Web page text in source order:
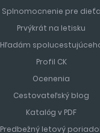
Splnomocnenie pre dieťa
Prvýkrát na letisku
Hľadám
Profil CK
Ocenenia
Cestovateľský blog
Katalóg v PDF
Predbežný letový